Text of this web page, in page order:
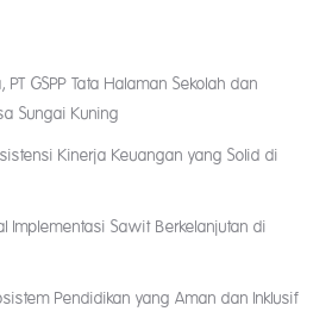
GSPP Tata Halaman Sekolah dan
Sungai Kuning
Kinerja Keuangan yang Solid di
Implementasi Sawit Berkelanjutan di
Pendidikan yang Aman dan Inklusif